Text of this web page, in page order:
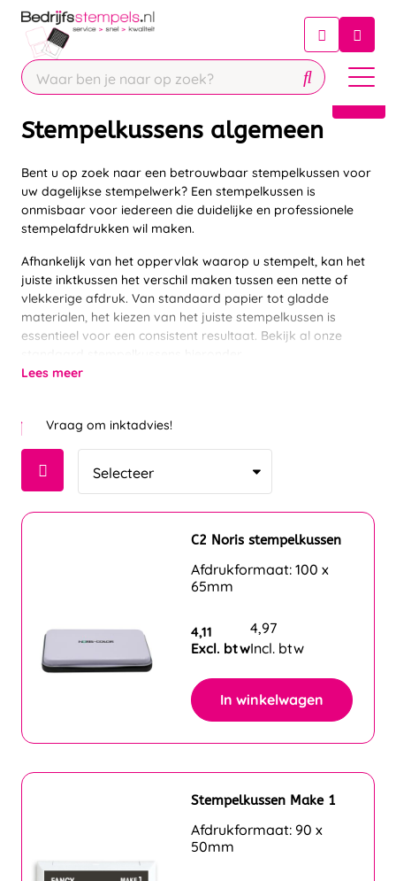
Chatbot
Chat 24/7 met onze chatbot voor
Contact
Stempelkussens algemeen
Bent u op zoek naar een betrouwbaar stempelkussen voor
uw dagelijkse stempelwerk? Een stempelkussen is
onmisbaar voor iedereen die duidelijke en professionele
stempelafdrukken wil maken.
Afhankelijk van het oppervlak waarop u stempelt, kan het
juiste inktkussen het verschil maken tussen een nette of
vlekkerige afdruk. Van standaard papier tot gladde
materialen, het kiezen van het juiste stempelkussen is
essentieel voor een consistent resultaat. Bekijk al onze
Lees meer
Vraag om inktadvies!
C2 Noris stempelkussen
Afdrukformaat: 100 x
65mm
4,11
Excl. btw
4,97
Incl. btw
In winkelwagen
Stempelkussen Make 1
Afdrukformaat: 90 x
50mm